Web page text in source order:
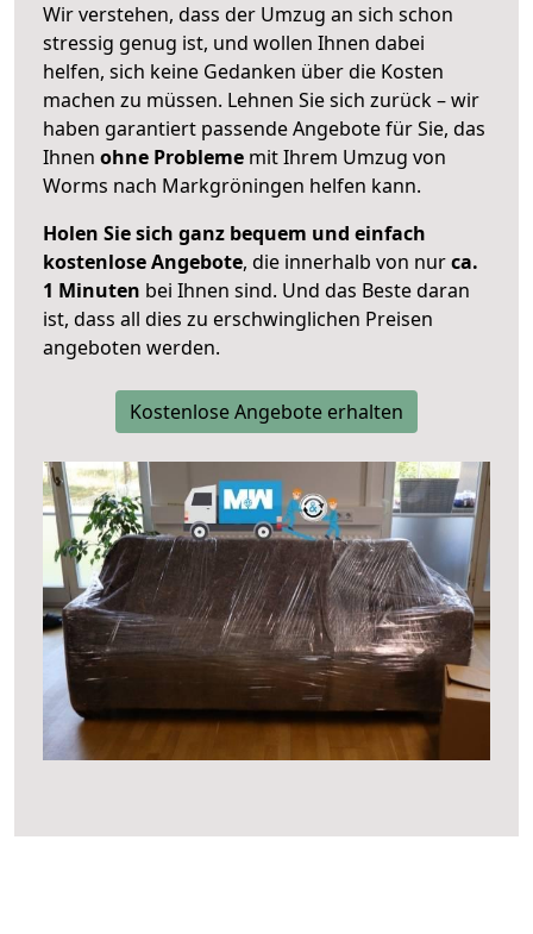
Wir verstehen, dass der Umzug an sich schon
stressig genug ist, und wollen Ihnen dabei
helfen, sich keine Gedanken über die Kosten
machen zu müssen. Lehnen Sie sich zurück – wir
haben garantiert passende Angebote für Sie, das
Ihnen ohne Probleme mit Ihrem Umzug von
Worms nach Markgröningen helfen kann.
Holen Sie sich ganz bequem und einfach
kostenlose Angebote, die innerhalb von nurca.
1 Minuten bei Ihnen sind. Und das Beste daran
ist, dass all dies zu erschwinglichen Preisen
angeboten werden.
Kostenlose Angebote erhalten